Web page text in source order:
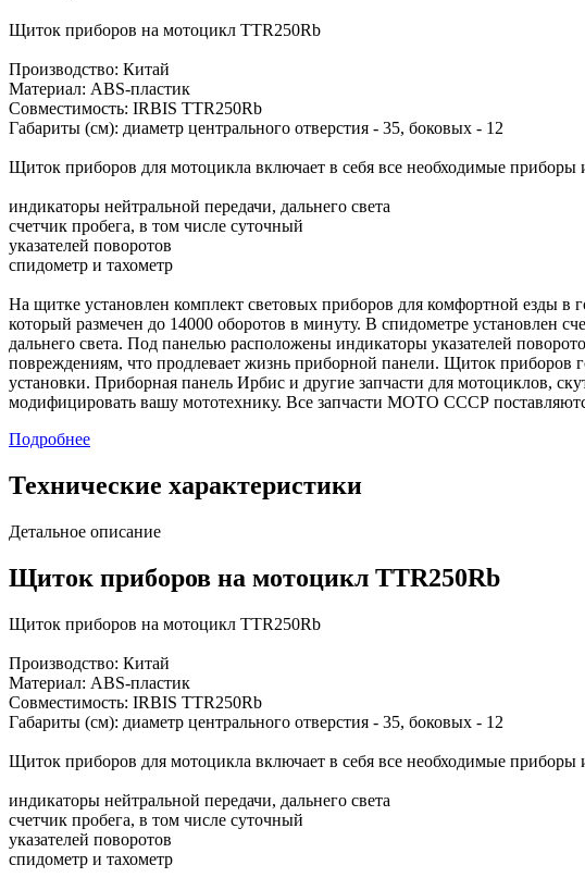
Щиток приборов на мотоцикл TTR250Rb
Производство: Китай
Материал: ABS-пластик
Совместимость: IRBIS TTR250Rb
Габариты (см): диаметр центрального отверстия - 35, боковых - 12
Щиток приборов для мотоцикла включает в себя все необходимые
индикаторы нейтральной передачи, дальнего света
счетчик пробега, в том числе суточный
указателей поворотов
спидометр и тахометр
На щитке установлен комплект световых приборов для комфортной езды в
который размечен до 14000 оборотов в минуту. В спидометре установлен
дальнего света. Под панелью расположены индикаторы указателей
повреждениям, что продлевает жизнь приборной панели. Щиток приборов
установки. Приборная панель Ирбис и другие запчасти для мотоциклов,
модифицировать вашу мототехнику. Все запчасти МОТО СССР
Подробнее
Технические характеристики
Детальное описание
Щиток приборов на мотоцикл TTR250Rb
Щиток приборов на мотоцикл TTR250Rb
Производство: Китай
Материал: ABS-пластик
Совместимость: IRBIS TTR250Rb
Габариты (см): диаметр центрального отверстия - 35, боковых - 12
Щиток приборов для мотоцикла включает в себя все необходимые
индикаторы нейтральной передачи, дальнего света
счетчик пробега, в том числе суточный
указателей поворотов
спидометр и тахометр